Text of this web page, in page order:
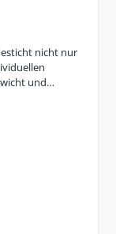
nicht nur
und
(Inkl.